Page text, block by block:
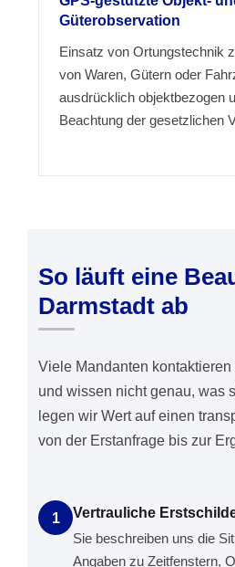
Güterobservation
Einsatz von Ortungstechnik
von Waren, Gütern oder
ausdrücklich objektbezogen
Beachtung der gesetzlichen
So läuft eine
Darmstadt ab
Viele Mandanten kontaktieren
und wissen nicht genau, was
legen wir Wert auf einen
von der Erstanfrage bis zur
1
Vertrauliche
Sie beschreiben uns die
Angaben zu Zeitfenstern,